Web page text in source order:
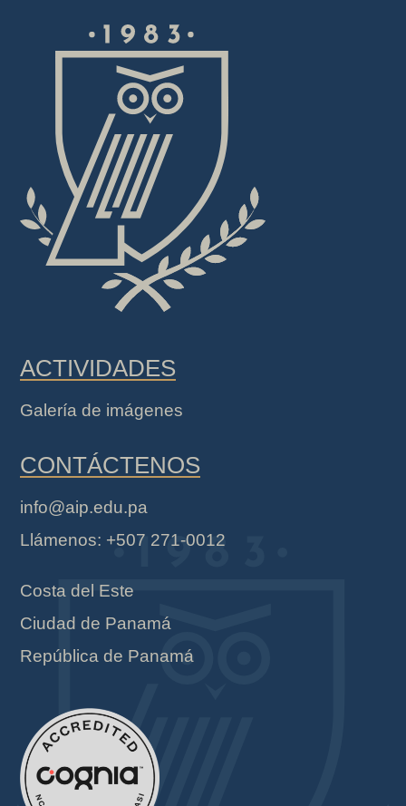
ACTIVIDADES
Galería de imágenes
CONTÁCTENOS
info@aip.edu.pa
Llámenos: +507 271-0012
Costa del Este
Ciudad de Panamá
República de Panamá